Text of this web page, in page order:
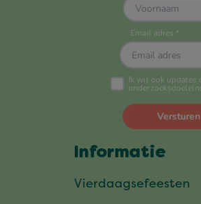
Informatie
Vierdaagsefeesten